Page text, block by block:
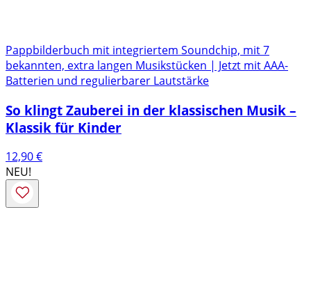
Pappbilderbuch mit integriertem Soundchip, mit 7
bekannten, extra langen Musikstücken | Jetzt mit AAA-
Batterien und regulierbarer Lautstärke
So klingt Zauberei in der klassischen Musik –
Klassik für Kinder
12,90€
NEU!